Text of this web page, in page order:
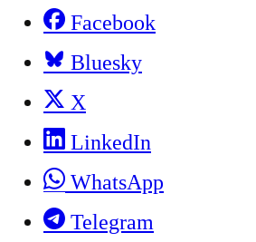
Facebook
Bluesky
X
LinkedIn
WhatsApp
Telegram